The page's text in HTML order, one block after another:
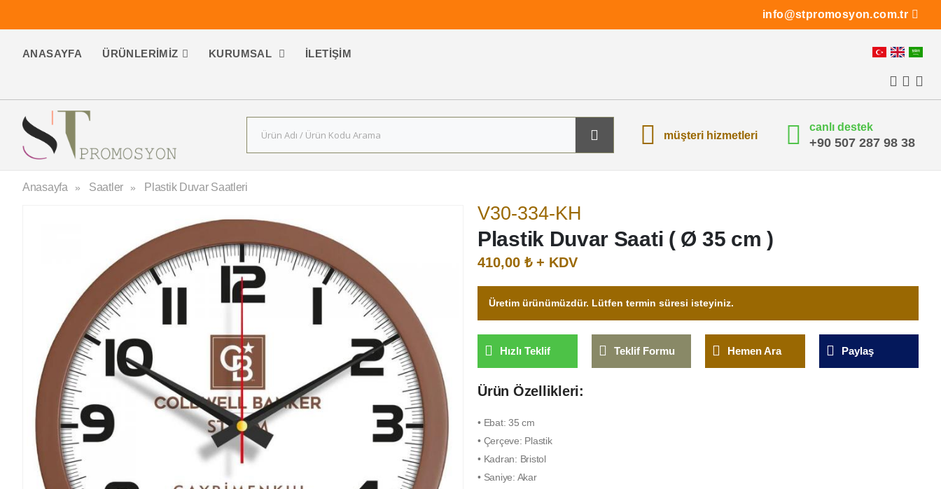
info@stpromosyon.com.tr
ANASAYFA ÜRÜNLERIMIZ KURUMSAL İLETIŞIM
müşteri hizmetleri
canlı destek
+90 507 287 98 38
Anasayfa Saatler Plastik Duvar Saatleri
V30-334-KH
Plastik Duvar Saati ( Ø 35 cm )
410,00 ₺ + KDV
Üretim ürünümüzdür. Lütfen termin süresi isteyiniz.
Hızlı Teklif Teklif Formu Hemen Ara Paylaş
Ürün Özellikleri:
• Ebat: 35 cm
• Çerçeve: Plastik
• Kadran: Bristol
• Saniye: Akar